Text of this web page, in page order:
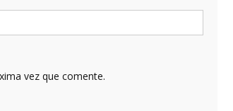
vez que comente.